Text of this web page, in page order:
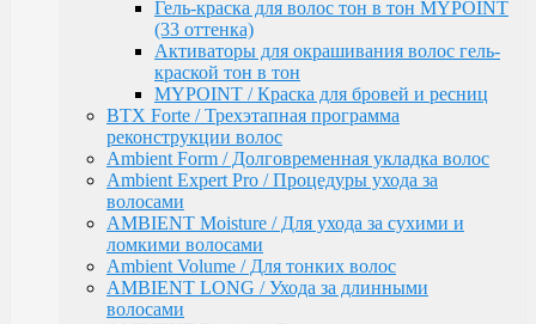
восстановления волос
AMBIENT Colorfix / Для окрашенных волос
AMBIENT SERVICE / Технический ассортимент
для работы в салоне
MYBLOND / Средства ухода для светлых волос
MYCARE REPAIR / Для поврежденных волос
MYCARE MOISTURE / Для сухих и вьющихся
волос
MYCARE VOLUME / Для тонких волос
MYPOINT COLOR CARE / Для светлых волос
Mycare COLOR / Для окрашенных волос
MYWAVES / Перманентная завивка для волос
MYPOINT SERVICE / Технический ассортимент
для работы в салоне
Гель-краска для волос тон в тон MYPOINT
(33 оттенка)
Активаторы для окрашивания волос гель-
краской тон в тон
MYPOINT / Краска для бровей и ресниц
BTX Forte / Трехэтапная программа
реконструкции волос
Ambient Form / Долговременная укладка волос
Ambient Expert Pro / Процедуры ухода за
волосами
AMBIENT Moisture / Для ухода за сухими и
ломкими волосами
Ambient Volume / Для тонких волос
AMBIENT LONG / Ухода за длинными
волосами